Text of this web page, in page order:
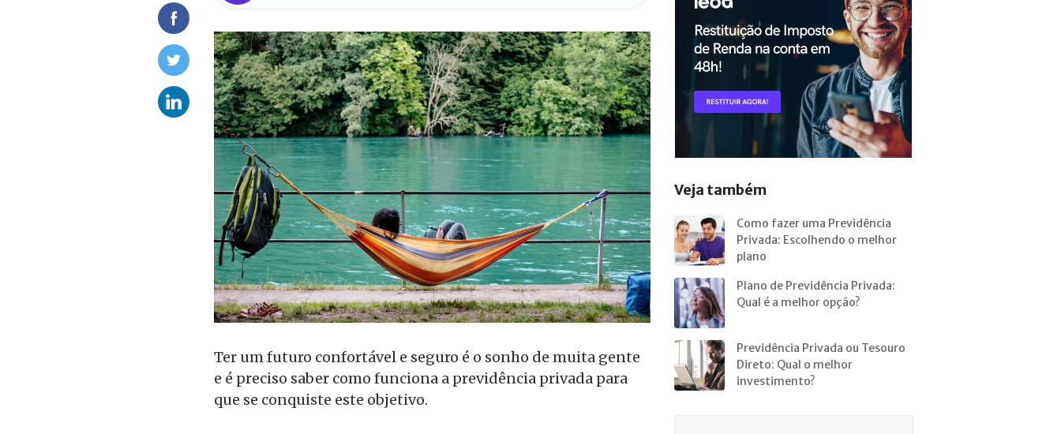
Ter um futuro confortável e seguro é o sonho de muita gente
e é preciso saber como funciona a previdência privada para
que se conquiste este objetivo.
Veja também
Como fazer uma Previdência
Privada: Escolhendo o melhor
plano
Plano de Previdência Privada:
Qual é a melhor opção?
Previdência Privada ou Tesouro
Direto: Qual o melhor
investimento?